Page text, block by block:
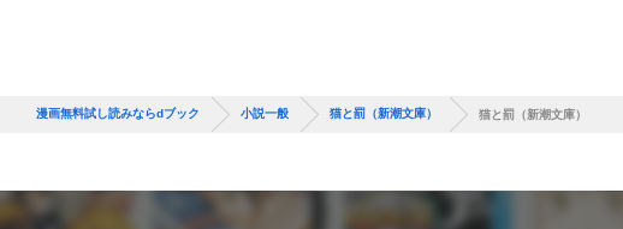
漫画無料試し読みならdブック 小説一般 猫と罰（新潮文庫） 猫と罰（新潮文庫）